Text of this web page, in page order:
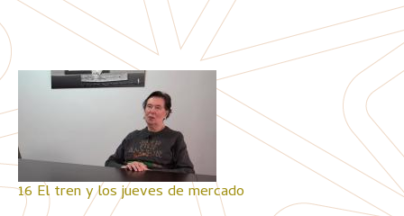
16 El tren y los jueves de mercado